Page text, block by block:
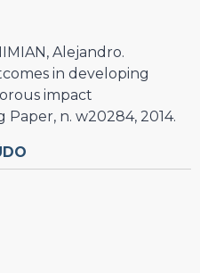
Alejandro.
in developing
impact
n. w20284, 2014.